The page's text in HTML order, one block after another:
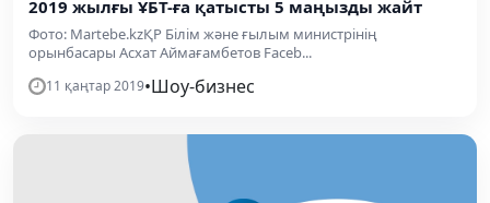
2019 жылғы ҰБТ-ға қатысты 5 маңызды жайт
Фото: Martebe.kzҚР Білім және ғылым министрінің
орынбасары Асхат Аймағамбетов Faceb...
11 қаңтар 2019•Шоу-бизнес